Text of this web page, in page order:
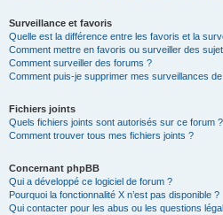
Surveillance et favoris
Quelle est la différence entre les favoris et la
Comment mettre en favoris ou surveiller des
Comment surveiller des forums ?
Comment puis-je supprimer mes surveillances
Fichiers joints
Quels fichiers joints sont autorisés sur ce forum ?
Comment trouver tous mes fichiers joints ?
Concernant phpBB
Qui a développé ce logiciel de forum ?
Pourquoi la fonctionnalité X n’est pas disponible ?
Qui contacter pour les abus ou les questions